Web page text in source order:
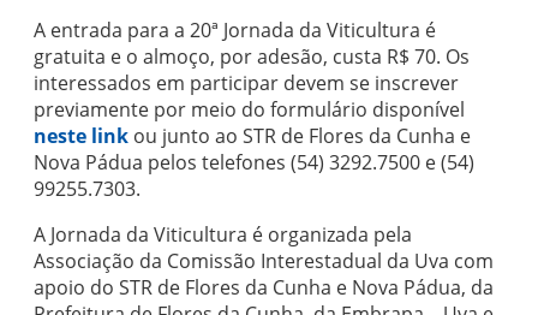
A entrada para a 20ª Jornada da Viticultura é
gratuita e o almoço, por adesão, custa R$ 70. Os
interessados em participar devem se inscrever
previamente por meio do formulário disponível
neste link ou junto ao STR de Flores da Cunha e
Nova Pádua pelos telefones (54) 3292.7500 e (54)
99255.7303.
A Jornada da Viticultura é organizada pela
Associação da Comissão Interestadual da Uva com
apoio do STR de Flores da Cunha e Nova Pádua, da